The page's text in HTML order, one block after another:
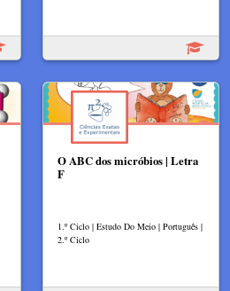
O ABC dos micróbios | Letra
F
1.º Ciclo | Estudo Do Meio | Português |
2.º Ciclo